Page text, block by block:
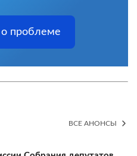
проблеме
ВСЕ АНОНСЫ